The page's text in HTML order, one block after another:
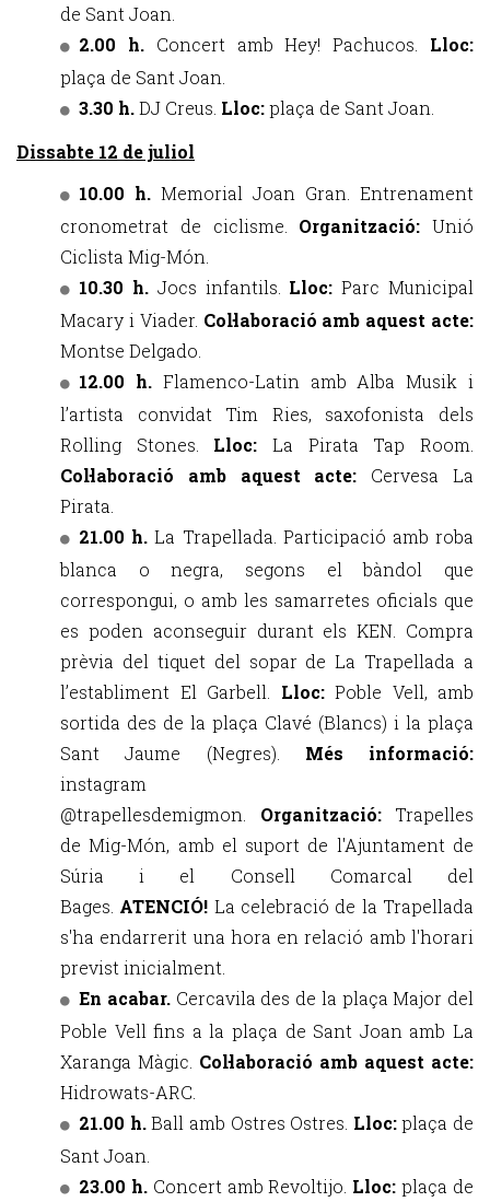
de Sant Joan.
2.00 h. Concert amb Hey! Pachucos. Lloc:
plaça de Sant Joan.
3.30 h.DJ Creus. Lloc:plaça de Sant Joan.
Dissabte 12 de juliol
10.00 h. Memorial Joan Gran. Entrenament
cronometrat de ciclisme. Organització: Unió
Ciclista Mig-Món.
10.30 h. Jocs infantils. Lloc:Parc Municipal
Macary i Viader. Col·laboració amb aquest acte:
Montse Delgado.
12.00 h. Flamenco-Latin amb Alba Musik i
l’artista convidat Tim Ries, saxofonista dels
Rolling Stones. Lloc:La Pirata Tap Room.
Col·laboració amb aquest acte: Cervesa La
Pirata.
21.00 h.La Trapellada. Participació amb roba
blanca o negra, segons el bàndol que
correspongui, o amb les samarretes oficials que
es poden aconseguir durant els KEN. Compra
prèvia del tiquet del sopar de La Trapellada a
l’establiment El Garbell. Lloc: Poble Vell, amb
sortida des de la plaça Clavé (Blancs) i la plaça
Sant Jaume (Negres)
Més informació:
instagram
@trapellesdemigmon. Organització: Trapelles
de Mig-Món, amb el suport de l'Ajuntament de
Súria i el Consell Comarcal del
Bages. ATENCIÓ! La celebració de la Trapellada
s'ha endarrerit una hora en relació amb l'horari
previst inicialment.
En acabar. Cercavila des de la plaça Major del
Poble Vell fins a la plaça de Sant Joan amb La
Xaranga Màgic. Col·laboració amb aquest acte:
Hidrowats-ARC.
21.00 h.Ball amb Ostres Ostres. Lloc:plaça de
Sant Joan.
23.00 h. Concert amb Revoltijo. Lloc:plaça de